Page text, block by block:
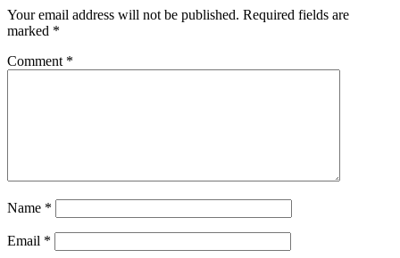
Your email address will not be published. Required fields are
marked *
Comment *
Name *
Email *